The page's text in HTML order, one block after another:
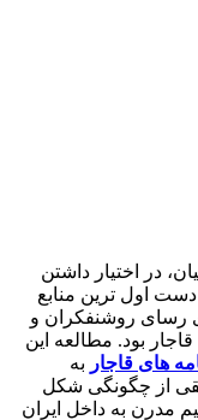
در اختیار داشتن
اول ترین منابع
رسای روشنفکران و
قاجار بود. مطالعه این
های قاجار به
از چگونگی شکل
مدرن به داخل ایران